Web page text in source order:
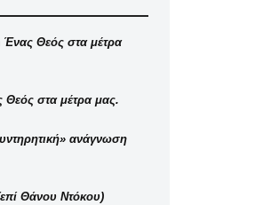
Ένας Θεός στα μέτρα
Θεός στα μέτρα μας.
ανάγνωση
Θάνου Ντόκου)